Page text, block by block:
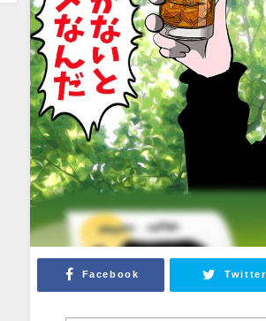
Facebook Twitter